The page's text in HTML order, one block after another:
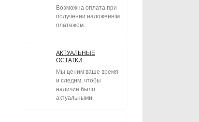
Возможна оплата при
получении наложеннім
платежом.
АКТУАЛЬНЫЕ
ОСТАТКИ
Мы ценим ваше время
и следим, чтобы
наличие было
актуальными.